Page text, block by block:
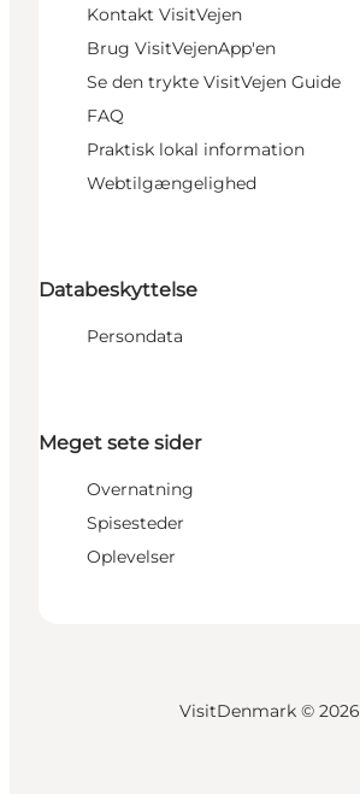
Kontakt VisitVejen
Brug VisitVejenApp'en
Se den trykte VisitVejen Guide
FAQ
Praktisk lokal information
Webtilgængelighed
Databeskyttelse
Persondata
Meget sete sider
Overnatning
Spisesteder
Oplevelser
VisitDenmark © 2026